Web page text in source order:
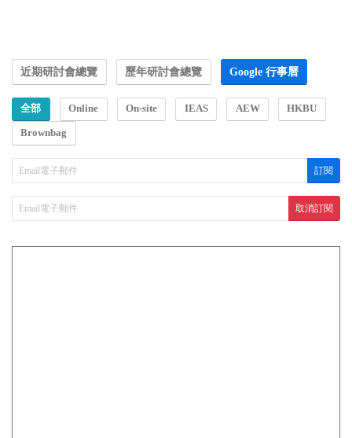
近期研討會總覽 歷年研討會總覽 Google 行事曆
全部 Online On-site IEAS AEW HKBU
Brownbag